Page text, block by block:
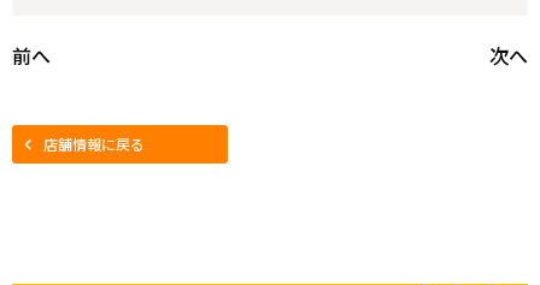
前へ 次へ
店舗情報に戻る